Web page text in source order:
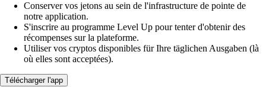
Conserver vos jetons au sein de l'infrastructure de pointe de
notre application.
S'inscrire au programme Level Up pour tenter d'obtenir des
récompenses sur la plateforme.
Utiliser vos cryptos disponibles für Ihre täglichen Ausgaben (là
où elles sont acceptées).
Télécharger l'app